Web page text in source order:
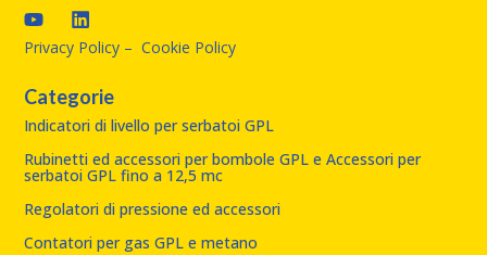
Privacy Policy –Cookie Policy
Categorie
Indicatori di livello per serbatoi GPL
Rubinetti ed accessori per bombole GPL e Accessori per
serbatoi GPL fino a 12,5 mc
Regolatori di pressione ed accessori
Contatori per gas GPL e metano